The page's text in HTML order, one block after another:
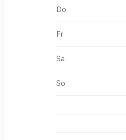
Do
Fr
Sa
So